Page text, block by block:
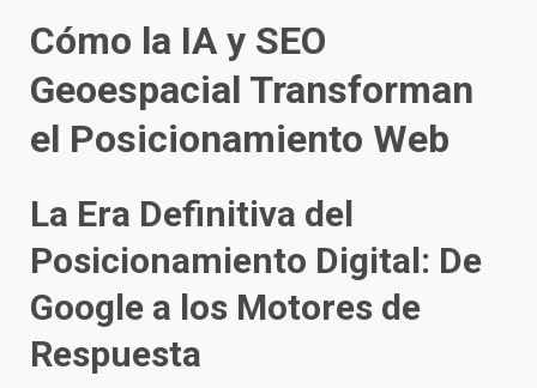
Cómo la IA y SEO
Geoespacial Transforman
el Posicionamiento Web
La Era Definitiva del
Posicionamiento Digital: De
Google a los Motores de
Respuesta